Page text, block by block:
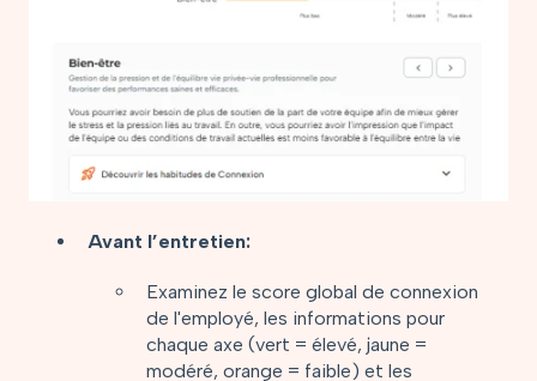
Avant l’entretien:
Examinez le score global de connexion
de l'employé, les informations pour
chaque axe (vert = élevé, jaune =
modéré, orange = faible) et les